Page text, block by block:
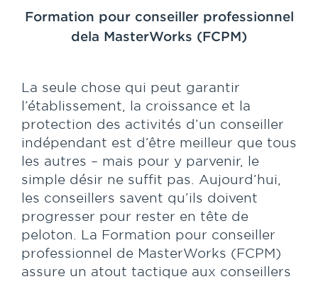
Formation pour conseiller professionnel
dela MasterWorks (FCPM)
La seule chose qui peut garantir
l’établissement, la croissance et la
protection des activités d’un conseiller
indépendant est d’être meilleur que tous
les autres – mais pour y parvenir, le
simple désir ne suffit pas. Aujourd’hui,
les conseillers savent qu’ils doivent
progresser pour rester en tête de
peloton. La Formation pour conseiller
professionnel de MasterWorks (FCPM)
assure un atout tactique aux conseillers